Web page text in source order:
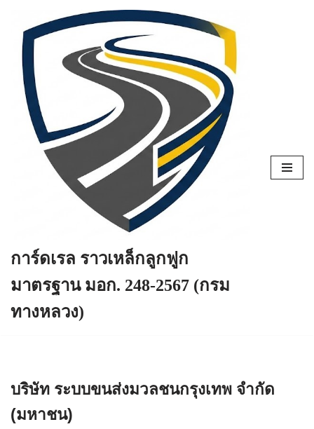
Skip
content
การ์ดเรล ราวเหล็กลูกฟูก
มาตรฐาน มอก. 248-2567 (กรม
ทางหลวง)
บริษัท ระบบขนส่งมวลชนกรุงเทพ จำกัด
(มหาชน)